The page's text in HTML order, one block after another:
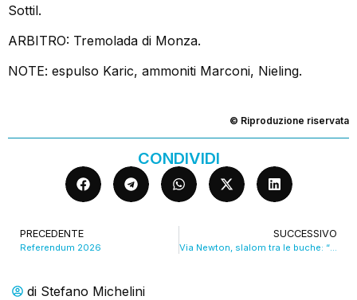
di Stefano Michelini
Sottil.
ARBITRO: Tremolada di Monza.
NOTE: espulso Karic, ammoniti Marconi, Nieling.
© Riproduzione riservata
CONDIVIDI
PRECEDENTE
Referendum 2026
SUCCESSIVO
Via Newton, slalom tra le buche: “Pericoloso per auto e pedoni”. VIDEO